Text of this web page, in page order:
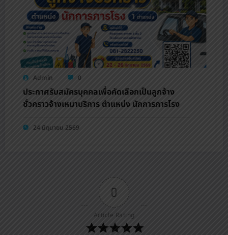
Admin 0
ประกาศรับสมัครบุคคลเพื่อคัดเลือกเป็นลูกจ้าง
ชั่วคราวจ้างเหมาบริการ ตำแหน่ง นักการภารโรง
24 มิถุนายน 2569
0
Article Rating